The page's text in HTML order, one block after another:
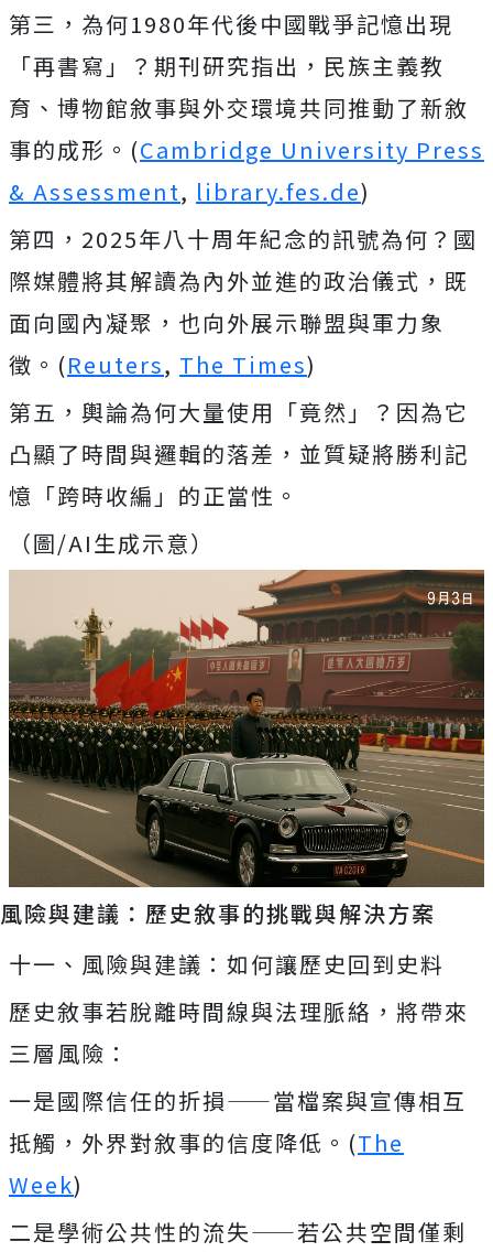
第三，為何1980年代後中國戰爭記憶出現
「再書寫」？期刊研究指出，民族主義教
育、博物館敘事與外交環境共同推動了新敘
事的成形。(Cambridge University Press
& Assessment, library.fes.de)
第四，2025年八十周年紀念的訊號為何？國
際媒體將其解讀為內外並進的政治儀式，既
面向國內凝聚，也向外展示聯盟與軍力象
徵。(Reuters, The Times)
第五，輿論為何大量使用「竟然」？因為它
凸顯了時間與邏輯的落差，並質疑將勝利記
憶「跨時收編」的正當性。
（圖/AI生成示意）
風險與建議：歷史敘事的挑戰與解決方案
十一、風險與建議：如何讓歷史回到史料
歷史敘事若脫離時間線與法理脈絡，將帶來
三層風險：
一是國際信任的折損——當檔案與宣傳相互
抵觸，外界對敘事的信度降低。(The
Week)
二是學術公共性的流失——若公共空間僅剩